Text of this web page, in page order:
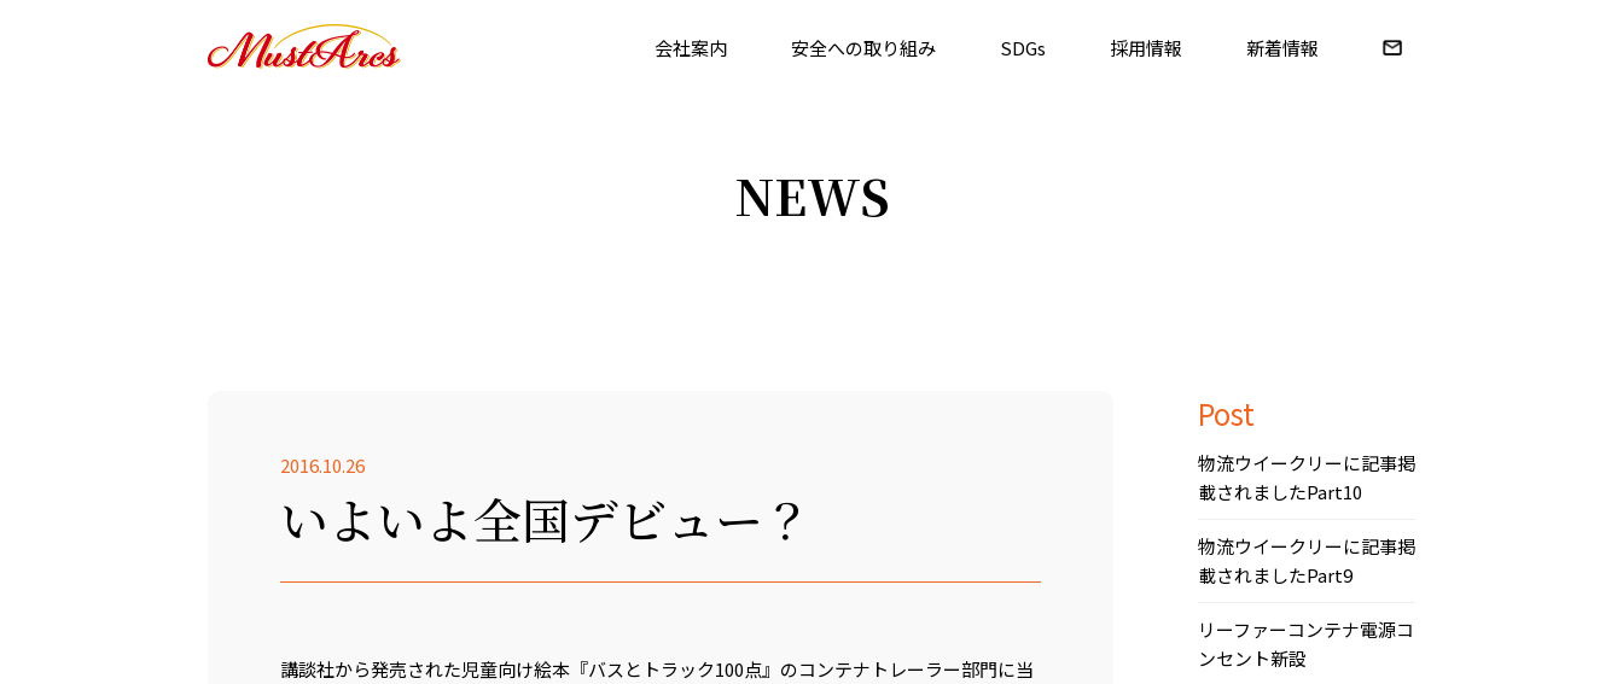
会社案内 安全への取り組み SDGs 採用情報 新着情報
NEWS
2016.10.26
いよいよ全国デビュー？
講談社から発売された児童向け絵本『バスとトラック100点』のコンテナトレーラー部門に当
Post
物流ウイークリーに記事掲
載されましたPart10
物流ウイークリーに記事掲
載されましたPart9
リーファーコンテナ電源コ
ンセント新設